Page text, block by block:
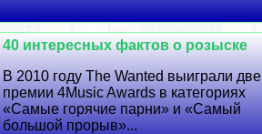
40 интересных фактов о розыске
В 2010 году The Wanted выиграли две
премии 4Music Awards в категориях
«Самые горячие парни» и «Самый
большой прорыв»...